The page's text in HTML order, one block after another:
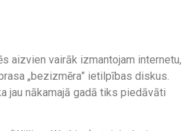
aizvien vairāk izmantojam internetu,
„bezizmēra” ietilpības diskus.
jau nākamajā gadā tiks piedāvāti